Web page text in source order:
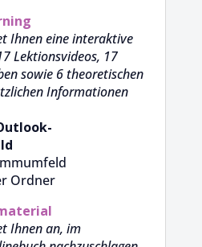
Ihnen eine interaktive
Lektionsvideos, 17
sowie 6 theoretischen
Informationen
Ordner
Ihnen an, im